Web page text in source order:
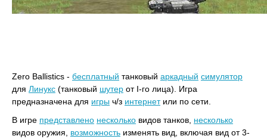
Zero Ballistics - бесплатный танковый аркадный симулятор
для Линукс (танковый шутер от I-го лица). Игра
предназначена для игры ч/з интернетили по сети.
В игре представлено несколько видов танков, несколько
видов оружия, возможность изменять вид, включая вид от 3-